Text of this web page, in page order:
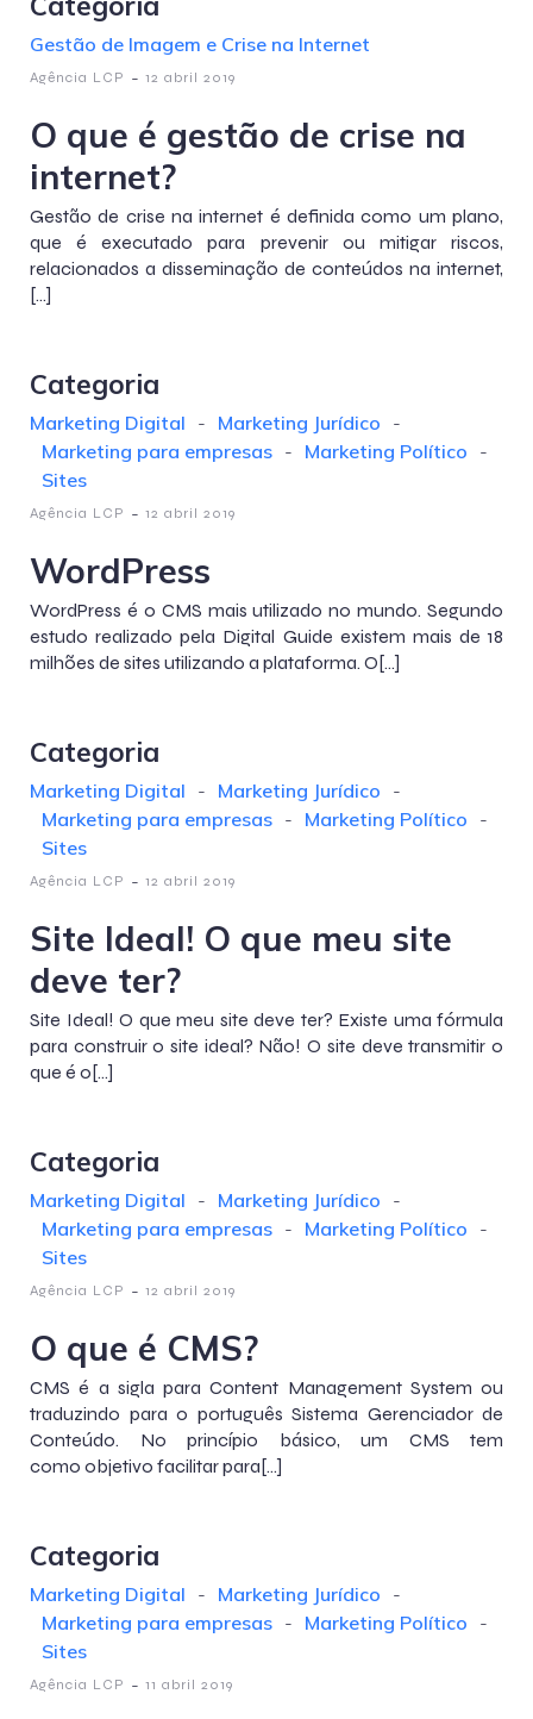
Gestão de Imagem e Crise na Internet
Agência LCP - 12 abril 2019
O que é gestão de crise na
internet?
Gestão de crise na internet é definida como um plano,
que é executado para prevenir ou mitigar riscos,
relacionados a disseminação de conteúdos na internet,
[…]
Categoria
Marketing Digital - Marketing Jurídico -
Marketing para empresas - Marketing Político -
Sites
Agência LCP - 12 abril 2019
WordPress
WordPress é o CMS mais utilizado no mundo. Segundo
estudo realizado pela Digital Guide existem mais de 18
milhões de sites utilizando a plataforma. O[…]
Categoria
Marketing Digital - Marketing Jurídico -
Marketing para empresas - Marketing Político -
Sites
Agência LCP - 12 abril 2019
Site Ideal! O que meu site
deve ter?
Site Ideal! O que meu site deve ter? Existe uma fórmula
para construir o site ideal? Não! O site deve transmitir o
que é o[…]
Categoria
Marketing Digital - Marketing Jurídico -
Marketing para empresas - Marketing Político -
Sites
Agência LCP - 12 abril 2019
O que é CMS?
CMS é a sigla para Content Management System ou
traduzindo para o português Sistema Gerenciador de
Conteúdo. No princípio básico, um CMS tem
como objetivo facilitar para[…]
Categoria
Marketing Digital - Marketing Jurídico -
Marketing para empresas - Marketing Político -
Sites
Agência LCP - 11 abril 2019